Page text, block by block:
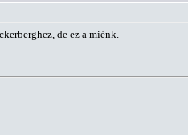
de ez a miénk.